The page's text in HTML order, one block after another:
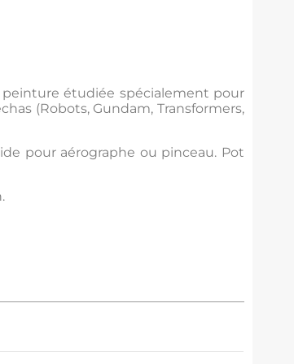
étudiée spécialement pour
(Robots, Gundam, Transformers,
pour aérographe ou pinceau. Pot